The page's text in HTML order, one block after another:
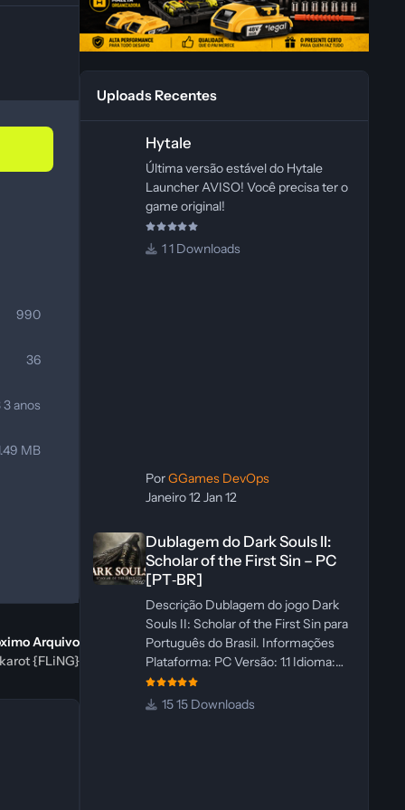
990
36
3 anos
MB
Arquivo
{FLiNG}
Uploads Recentes
Hytale
Última versão estável do Hytale
Launcher AVISO! Você precisa ter o
game original!
1 Downloads
PorGGames DevOps
Janeiro 12Jan 12
Dublagem do Dark Souls II:
Scholar of the First Sin – PC
[PT‑BR]
Descrição Dublagem do jogo Dark
Souls II: Scholar of the First Sin para
Português do Brasil. Informações
Plataforma: PC Versão: 1.1 Idioma:
Português‑BR Versão Suportada:
Steam Idioma Suportado: Inglês
15 Downloads